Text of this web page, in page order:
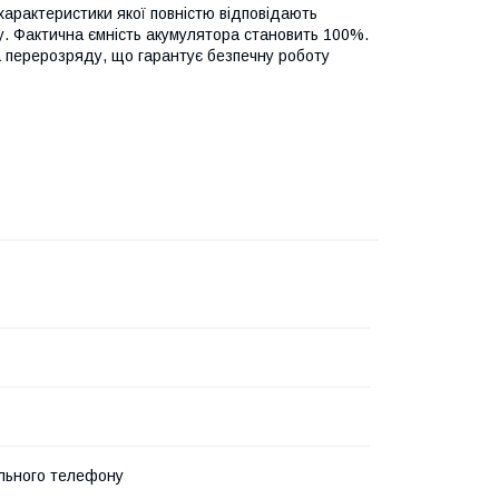
якої повністю відповідають
Фактична ємність акумулятора становить 100%.
що гарантує безпечну роботу
телефону